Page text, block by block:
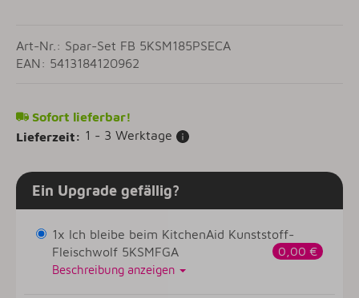
Art-Nr.: Spar-Set FB 5KSM185PSECA
EAN: 5413184120962
Sofort lieferbar!
Lieferzeit: 1 - 3 Werktage
Ein Upgrade gefällig?
1x Ich bleibe beim KitchenAid Kunststoff-
Fleischwolf 5KSMFGA
0,00 €
Beschreibung anzeigen